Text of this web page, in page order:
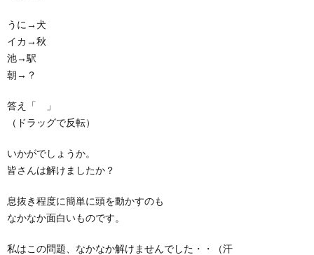
うに→犬
イカ→秋
池→駅
朝→？
答え「
」
（ドラッグで反転）
いかがでしょうか。
皆さんは解けましたか？
息抜き程度に簡単に頭を動かすのも
なかなか面白いものです。
私はこの問題、なかなか解けませんでした・・（汗